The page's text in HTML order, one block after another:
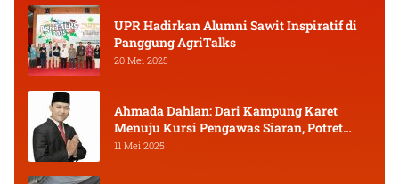
UPR Hadirkan Alumni Sawit Inspiratif di
Panggung AgriTalks
20 Mei 2025
Ahmada Dahlan: Dari Kampung Karet
Menuju Kursi Pengawas Siaran, Potret
Pejuang Muda Kalimantan Tengah
11 Mei 2025